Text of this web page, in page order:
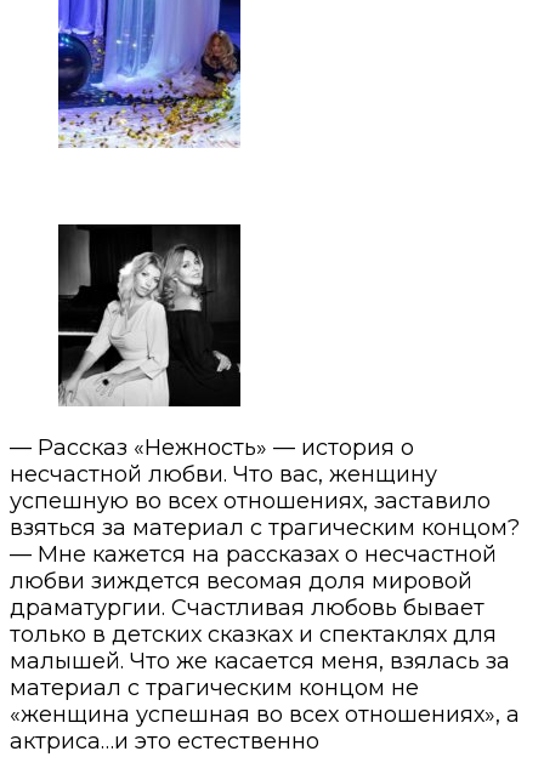
— Рассказ «Нежность» — история о
несчастной любви. Что вас, женщину
успешную во всех отношениях, заставило
взяться за материал с трагическим концом?
— Мне кажется на рассказах о несчастной
любви зиждется весомая доля мировой
драматургии. Счастливая любовь бывает
только в детских сказках и спектаклях для
малышей. Что же касается меня, взялась за
материал с трагическим концом не
«женщина успешная во всех отношениях», а
актриса…и это естественно